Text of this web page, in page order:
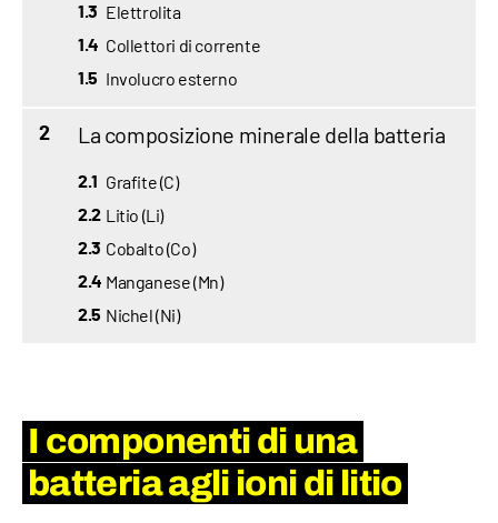
1.3 Elettrolita
1.4 Collettori di corrente
1.5 Involucro esterno
2 La composizione minerale della batteria
2.1 Grafite (C)
2.2 Litio (Li)
2.3 Cobalto (Co)
2.4 Manganese (Mn)
2.5 Nichel (Ni)
I componenti di una
batteria agli ioni di litio